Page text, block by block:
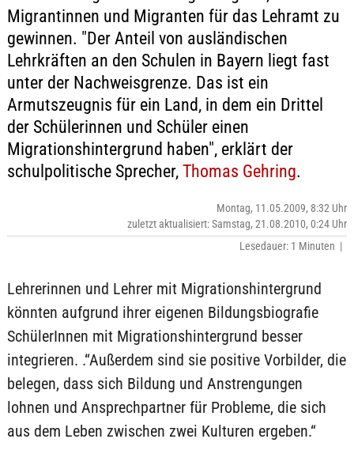
Migrantinnen und Migranten für das Lehramt zu
gewinnen. "Der Anteil von ausländischen
Lehrkräften an den Schulen in Bayern liegt fast
unter der Nachweisgrenze. Das ist ein
Armutszeugnis für ein Land, in dem ein Drittel
der Schülerinnen und Schüler einen
Migrationshintergrund haben", erklärt der
schulpolitische Sprecher, Thomas Gehring.
Montag, 11.05.2009, 8:32 Uhr
zuletzt aktualisiert: Samstag, 21.08.2010, 0:24 Uhr
Lesedauer: 1 Minuten |
Lehrerinnen und Lehrer mit Migrationshintergrund
könnten aufgrund ihrer eigenen Bildungsbiografie
SchülerInnen mit Migrationshintergrund besser
integrieren. .“Außerdem sind sie positive Vorbilder, die
belegen, dass sich Bildung und Anstrengungen
lohnen und Ansprechpartner für Probleme, die sich
aus dem Leben zwischen zwei Kulturen ergeben.“